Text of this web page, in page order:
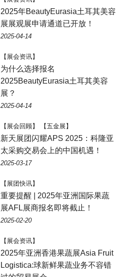
2025年BeautyEurasia土耳其美容
展展观展申请通道已开放！
2025-04-14
【展会资讯】
为什么选择报名
2025BeautyEurasia土耳其美容
展？
2025-04-14
【展会回顾】 【五金展】
新天展团闪耀APS 2025：科隆亚
太采购交易会上的中国机遇！
2025-03-17
【展团快讯】
重要提醒 | 2025年亚洲国际果蔬
展AFL展商报名即将截止！
2025-02-20
【展会资讯】
2025年亚洲香港果蔬展Asia Fruit
Logistica:球新鲜果蔬业务不容错